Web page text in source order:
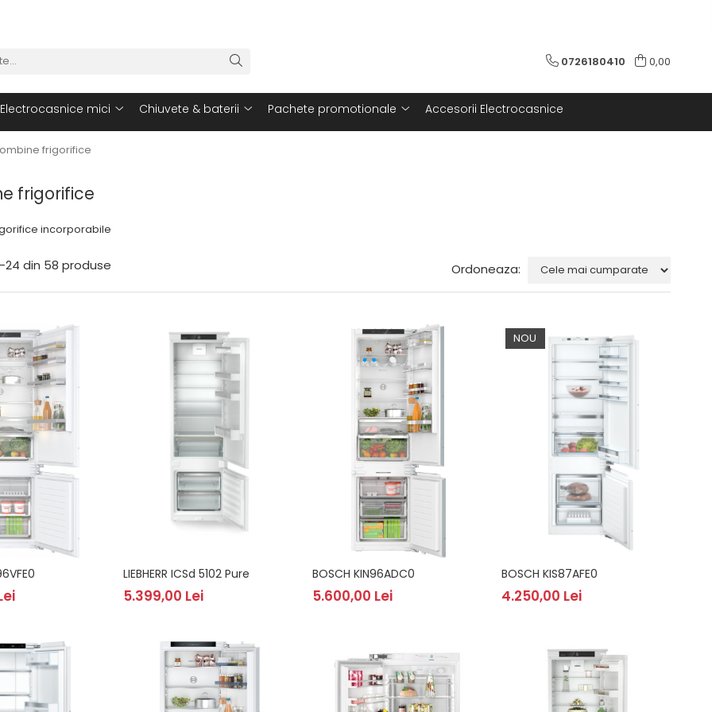
0726180410 0,00
Electrocasnice mici Chiuvete & baterii Pachete promotionale Accesorii Electrocasnice
frigorifice
frigorifice
incorporabile
24 din 58 produse Ordoneaza:
LIEBHERR ICSd 5102 Pure
5.399,00 Lei
BOSCH KIN96ADC0
5.600,00 Lei
NOU
BOSCH KIS87AFE0
4.250,00 Lei